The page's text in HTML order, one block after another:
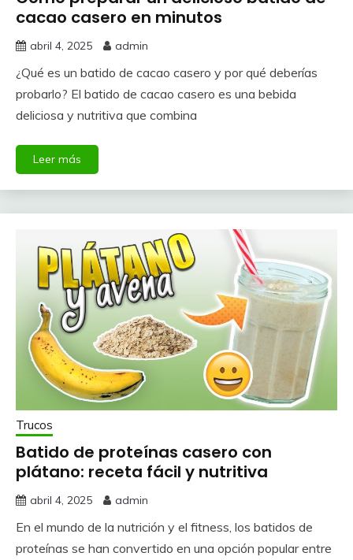
cacao casero en minutos
abril 4, 2025 admin
¿Qué es un batido de cacao casero y por qué deberías
probarlo? El batido de cacao casero es una bebida
deliciosa y nutritiva que combina
Leer más
Trucos
Batido de proteínas casero con
plátano: receta fácil y nutritiva
abril 4, 2025 admin
En el mundo de la nutrición y el fitness, los batidos de
proteínas se han convertido en una opción popular entre